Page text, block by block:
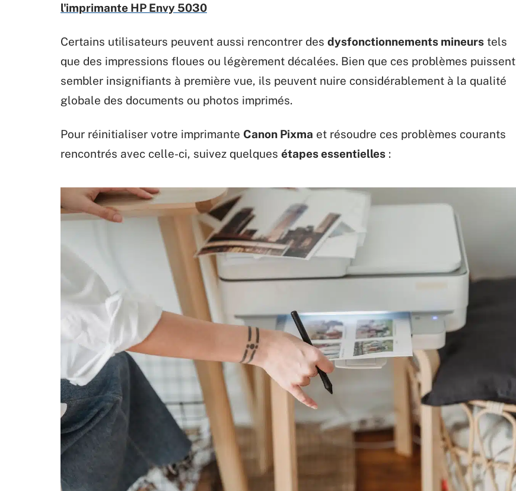
l'imprimante HP Envy 5030
Certains utilisateurs peuvent aussi rencontrer des dysfonctionnements mineurs tels
que des impressions floues ou légèrement décalées. Bien que ces problèmes puissent
sembler insignifiants à première vue, ils peuvent nuire considérablement à la qualité
globale des documents ou photos imprimés.
Pour réinitialiser votre imprimante Canon Pixma et résoudre ces problèmes courants
rencontrés avec celle-ci, suivez quelques étapes essentielles :